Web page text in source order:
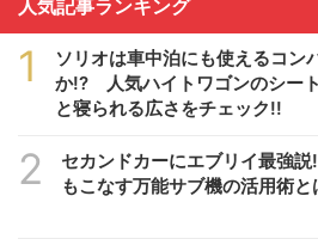
人気記事ランキング
1
ソリオは車中泊にも使えるコン
か!? 人気ハイトワゴンのシー
と寝られる広さをチェック!!
2
セカンドカーにエブリイ最強
もこなす万能サブ機の活用術と